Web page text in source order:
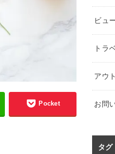
Pocket
ビュ
トラ
アウ
お問
タグ